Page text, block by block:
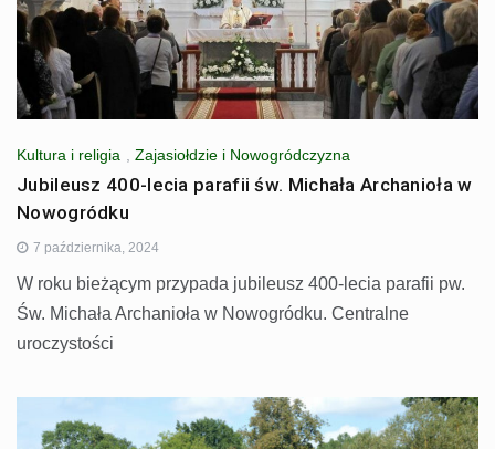
Kultura i religia Zajasiołdzie i Nowogródczyzna
Jubileusz 400-lecia parafii św. Michała Archanioła w
Nowogródku
7 października, 2024
W roku bieżącym przypada jubileusz 400-lecia parafii pw.
Św. Michała Archanioła w Nowogródku. Centralne
uroczystości